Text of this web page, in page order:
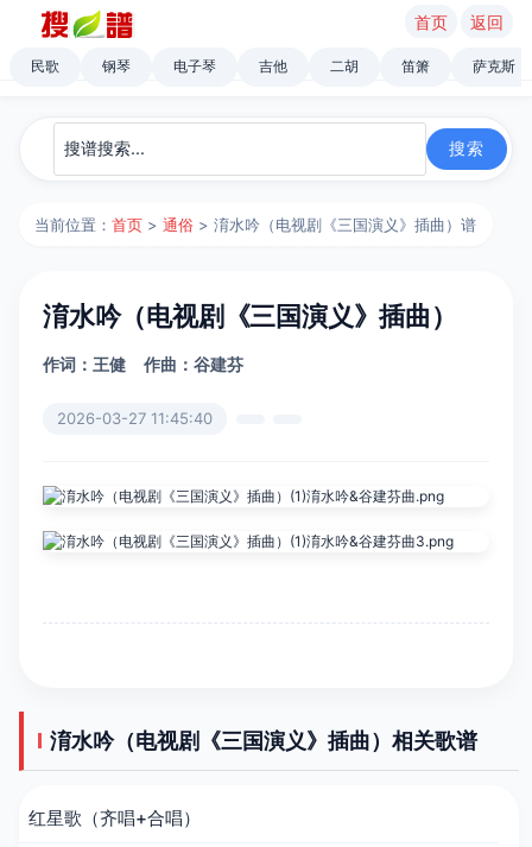
首页 返回
民歌 钢琴 电子琴 吉他 二胡 笛箫 萨克斯
当前位置：首页 >通俗 > 淯水吟（电视剧《三国演义》插曲）谱
淯水吟（电视剧《三国演义》插曲）
作词：王健 作曲：谷建芬
2026-03-27 11:45:40
淯水吟（电视剧《三国演义》插曲）相关歌谱
红星歌（齐唱+合唱）